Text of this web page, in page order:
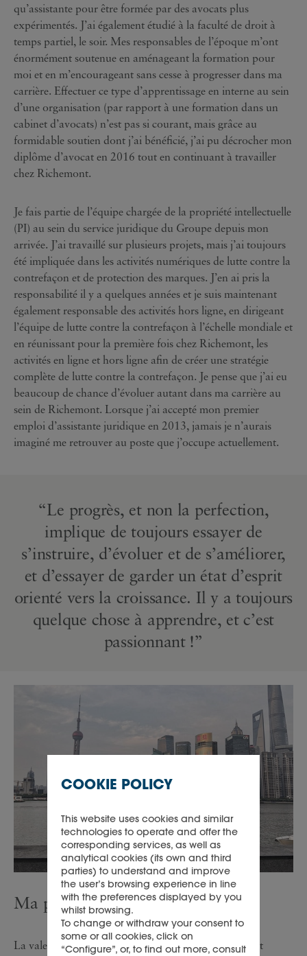
qu’assistante pour être formée par des avocats plus
expérimentés. J’ai également étudié à la faculté de droit à
temps partiel, le soir. Mes responsables de l’époque m’ont
énormément soutenue en aménageant la formation pour
moi et en m’encourageant sans cesse à progresser dans ma
carrière. Effectuer ce type d’apprentissage en interne au sein
d’une organisation (par rapport à une formation dans un
cabinet d’avocats) n’est pas si courant, mais grâce au
formidable soutien dont j’ai bénéficié, j’ai pu décrocher mon
diplôme d’avocat en 2016 tout en continuant à travailler
chez Richemont.
Je fais partie de l’équipe chargée de la propriété intellectuelle
(PI) au sein du service juridique du Groupe depuis mon
arrivée. J’ai travaillé sur plusieurs projets, mais j’ai toujours
été impliquée dans les activités numériques de lutte contre la
contrefaçon et de protection des marques. J’en ai pris la
responsabilité il y a quelques années et je suis maintenant
également responsable des activités hors ligne, en dirigeant
l’équipe de lutte contre la contrefaçon à l’échelle mondiale et
en réunissant pour la première fois chez Richemont, les
activités en ligne et hors ligne afin de créer une stratégie
complète de lutte contre la contrefaçon. Je pense que j’ai eu
beaucoup de chance d’évoluer autant dans ma carrière au
sein de Richemont. Lorsque j’ai accepté mon premier
emploi d’assistante juridique en 2013, jamais je n’aurais
imaginé me retrouver au poste que j’occupe actuellement.
“Le progrès, et non la perfection,
implique de toujours essayer de
s’instruire, d’évoluer et de s’améliorer,
et d’essayer de garder un état d’esprit
orienté vers la croissance. Il y a toujours
quelque chose à apprendre, et c’est
passionnant !”
Ma plus grande leçon
La valeur du travail d’équipe et de la collaboration est
COOKIE POLICY
This website uses cookies and similar
technologies to operate and offer the
corresponding services, as well as
analytical cookies (its own and third
parties) to understand and improve
the user’s browsing experience in line
with the preferences displayed by you
whilst browsing.
To change or withdraw your consent to
some or all cookies, click on
“Configure”, or, to find out more, consult